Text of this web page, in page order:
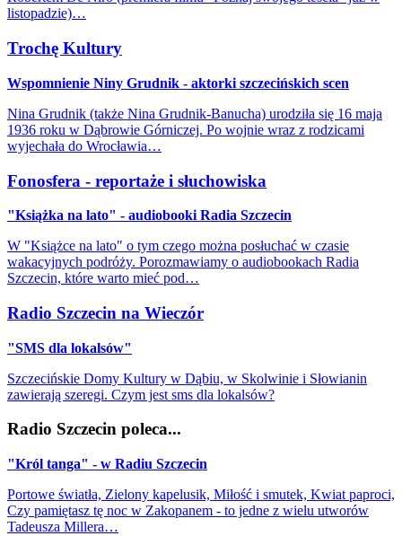
listopadzie)…
Trochę Kultury
Wspomnienie Niny Grudnik - aktorki szczecińskich scen
Nina Grudnik (także Nina Grudnik-Banucha) urodziła się 16 maja
1936 roku w Dąbrowie Górniczej. Po wojnie wraz z rodzicami
wyjechała do Wrocławia…
Fonosfera - reportaże i słuchowiska
"Książka na lato" - audiobooki Radia Szczecin
W "Książce na lato" o tym czego można posłuchać w czasie
wakacyjnych podróży. Porozmawiamy o audiobookach Radia
Szczecin, które warto mieć pod…
Radio Szczecin na Wieczór
"SMS dla lokalsów"
Szczecińskie Domy Kultury w Dąbiu, w Skolwinie i Słowianin
zawierają szeregi. Czym jest sms dla lokalsów?
Radio Szczecin poleca...
"Król tanga" - w Radiu Szczecin
Portowe światła, Zielony kapelusik, Miłość i smutek, Kwiat paproci,
Czy pamiętasz tę noc w Zakopanem - to jedne z wielu utworów
Tadeusza Millera…